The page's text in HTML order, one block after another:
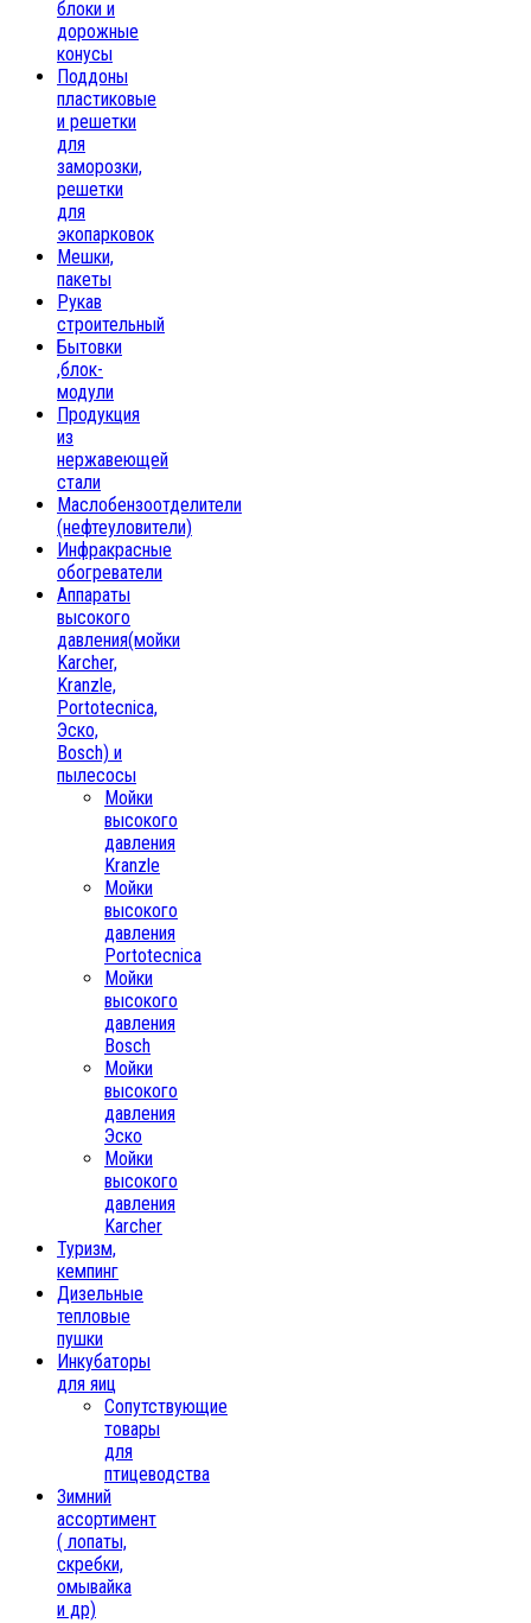
блоки и
дорожные
конусы
Поддоны
пластиковые
и решетки
для
заморозки,
решетки
для
экопарковок
Мешки,
пакеты
Рукав
строительный
Бытовки
,блок-
модули
Продукция
из
нержавеющей
стали
Маслобензоотделители
(нефтеуловители)
Инфракрасные
обогреватели
Аппараты
высокого
давления(мойки
Karcher,
Kranzle,
Portotecnica,
Эско,
Bosch) и
пылесосы
Мойки
высокого
давления
Kranzle
Мойки
высокого
давления
Portotecnica
Мойки
высокого
давления
Bosch
Мойки
высокого
давления
Эско
Мойки
высокого
давления
Karcher
Туризм,
кемпинг
Дизельные
тепловые
пушки
Инкубаторы
для яиц
Сопутствующие
товары
для
птицеводства
Зимний
ассортимент
( лопаты,
скребки,
омывайка
и др)